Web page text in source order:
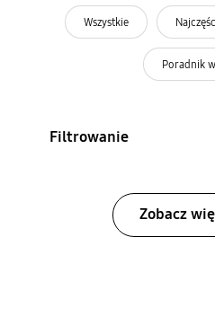
Wszystkie
Poradnik
Filtrowanie
Zobacz